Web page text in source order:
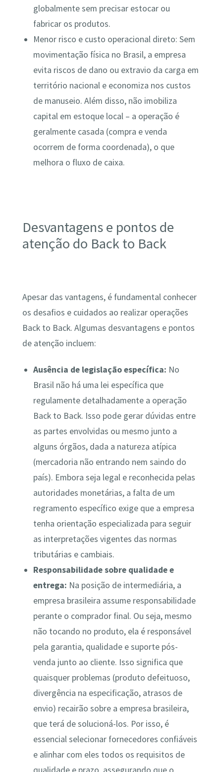
globalmente sem precisar estocar ou
fabricar os produtos.
Menor risco e custo operacional direto: Sem
movimentação física no Brasil, a empresa
evita riscos de dano ou extravio da carga em
território nacional e economiza nos custos
de manuseio. Além disso, não imobiliza
capital em estoque local – a operação é
geralmente casada (compra e venda
ocorrem de forma coordenada), o que
melhora o fluxo de caixa.
Desvantagens e pontos de
atenção do Back to Back
Apesar das vantagens, é fundamental conhecer
os desafios e cuidados ao realizar operações
Back to Back. Algumas desvantagens e pontos
de atenção incluem:
Ausência de legislação específica: No
Brasil não há uma lei específica que
regulamente detalhadamente a operação
Back to Back​. Isso pode gerar dúvidas entre
as partes envolvidas ou mesmo junto a
alguns órgãos, dada a natureza atípica
(mercadoria não entrando nem saindo do
país)​. Embora seja legal e reconhecida pelas
autoridades monetárias, a falta de um
regramento específico exige que a empresa
tenha orientação especializada para seguir
as interpretações vigentes das normas
tributárias e cambiais.
Responsabilidade sobre qualidade e
entrega: Na posição de intermediária, a
empresa brasileira assume responsabilidade
perante o comprador final. Ou seja, mesmo
não tocando no produto, ela é responsável
pela garantia, qualidade e suporte pós-
venda junto ao cliente​. Isso significa que
quaisquer problemas (produto defeituoso,
divergência na especificação, atrasos de
envio) recairão sobre a empresa brasileira,
que terá de solucioná-los. Por isso, é
essencial selecionar fornecedores confiáveis
e alinhar com eles todos os requisitos de